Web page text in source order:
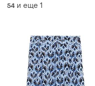
54 и еще 1